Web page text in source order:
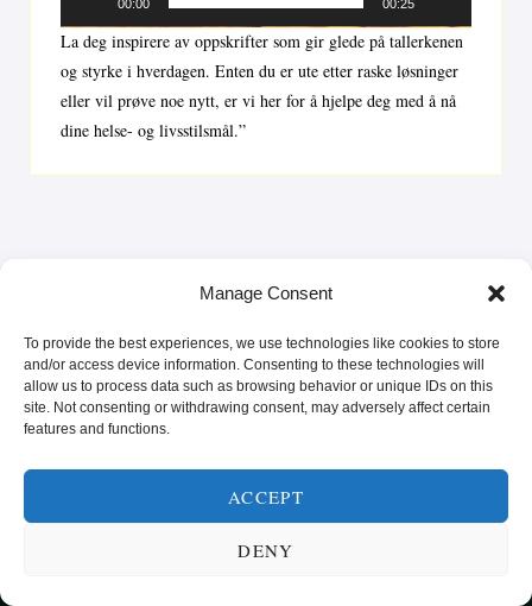
Manage Consent
To provide the best experiences, we use technologies like cookies to store
and/or access device information. Consenting to these technologies will
allow us to process data such as browsing behavior or unique IDs on this
site. Not consenting or withdrawing consent, may adversely affect certain
features and functions.
ACCEPT
DENY
00:00 00:25
La deg inspirere av oppskrifter som gir glede på tallerkenen
og styrke i hverdagen. Enten du er ute etter raske løsninger
eller vil prøve noe nytt, er vi her for å hjelpe deg med å nå
dine helse- og livsstilsmål.”
POPULÆRE OPPSKRIFTER
SMARTE MATVALG